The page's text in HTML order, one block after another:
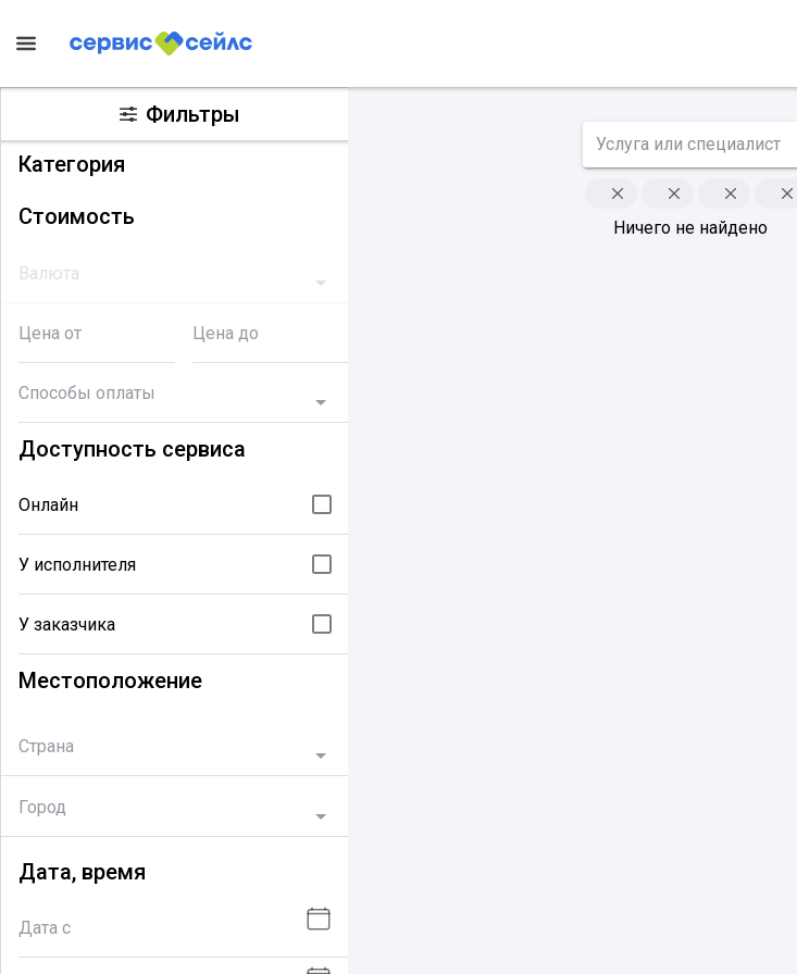
Фильтры
Категория
Стоимость
Валюта
Цена от Цена до
Способы оплаты
Доступность сервиса
Онлайн
У исполнителя
У заказчика
Местоположение
Страна
Город
Дата, время
Дата с
Ничего не найдено